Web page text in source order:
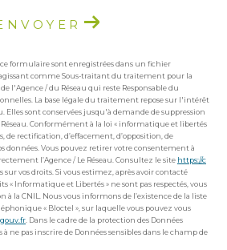
formulaire sont enregistrées dans un fichier
comme Sous-traitant du traitement pour la
l'Agence / du Réseau qui reste Responsable du
La base légale du traitement repose sur l'intérêt
Elles sont conservées jusqu'à demande de suppression
Conformément à la loi « informatique et libertés
de rectification, d’effacement, d’opposition, de
données. Vous pouvez retirer votre consentement à
l’Agence / Le Réseau. Consultez le site https://c
vos droits. Si vous estimez, après avoir contacté
« Informatique et Libertés » ne sont pas respectés, vous
à la CNIL. Nous vous informons de l’existence de la liste
« Bloctel », sur laquelle vous pouvez vous
. Dans le cadre de la protection des Données
ne pas inscrire de Données sensibles dans le champ de